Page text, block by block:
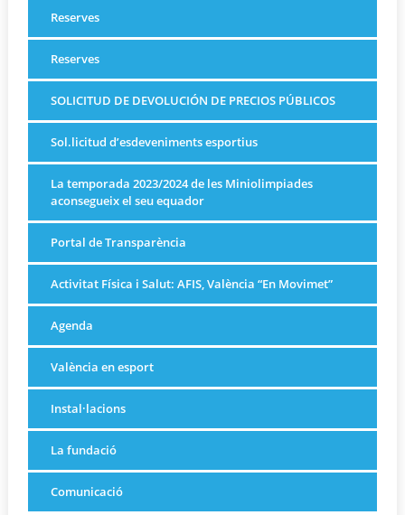
Reserves
Reserves
SOLICITUD DE DEVOLUCIÓN DE PRECIOS PÚBLICOS
Sol.licitud d’esdeveniments esportius
La temporada 2023/2024 de les Miniolimpiades
aconsegueix el seu equador
Portal de Transparència
Activitat Física i Salut: AFIS, València “En Movimet”
Agenda
València en esport
Instal·lacions
La fundació
Comunicació